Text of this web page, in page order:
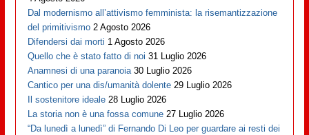
Dal modernismo all’attivismo femminista: la risemantizzazione
del primitivismo 2 Agosto 2026
Difendersi dai morti 1 Agosto 2026
Quello che è stato fatto di noi 31 Luglio 2026
Anamnesi di una paranoia 30 Luglio 2026
Cantico per una dis/umanità dolente 29 Luglio 2026
Il sostenitore ideale 28 Luglio 2026
La storia non è una fossa comune 27 Luglio 2026
“Da lunedì a lunedì” di Fernando Di Leo per guardare ai resti dei